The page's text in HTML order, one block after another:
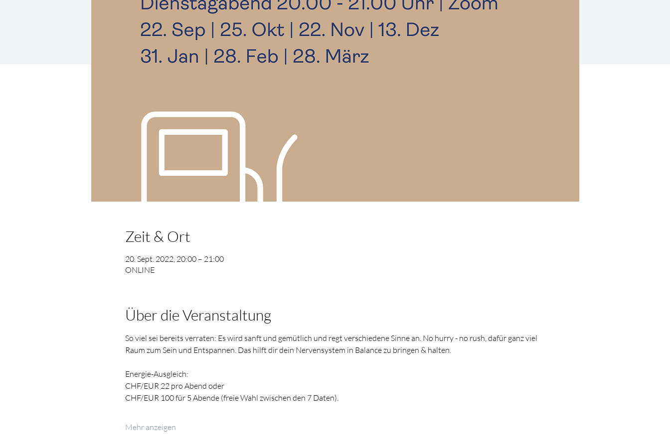
Zeit & Ort
20. Sept. 2022, 20:00 – 21:00
ONLINE
Über die Veranstaltung
So viel sei bereits verraten: Es wird sanft und gemütlich und regt verschiedene Sinne an. No hurry - no rush, dafür ganz viel
Raum zum Sein und Entspannen. Das hilft dir dein Nervensystem in Balance zu bringen & halten.
Energie-Ausgleich:
CHF/EUR 22 pro Abend oder
CHF/EUR 100 für 5 Abende (freie Wahl zwischen den 7 Daten).
Mehr anzeigen